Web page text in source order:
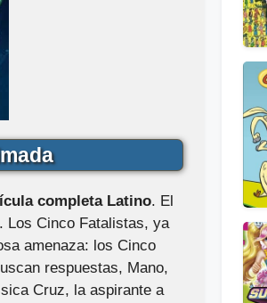
completa Latino. El
Los Cinco Fatalistas, ya
amenaza: los Cinco
respuestas, Mano,
Cruz, la aspirante a